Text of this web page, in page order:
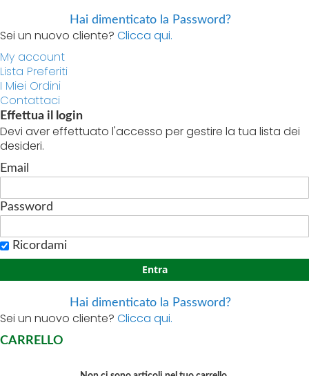
Hai dimenticato la Password?
Sei un nuovo cliente? Clicca qui.
My account
Lista Preferiti
I Miei Ordini
Contattaci
Effettua il login
Devi aver effettuato l'accesso per gestire la tua lista dei
desideri.
Email
Password
Ricordami
Entra
Hai dimenticato la Password?
Sei un nuovo cliente? Clicca qui.
CARRELLO